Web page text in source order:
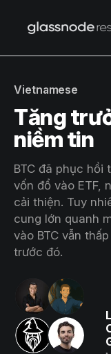
Vietnamese
Tăng
niềm tin
BTC đã phục hồi
vốn đổ vào ETF,
cải thiện. Tuy
cung lớn quanh
vào BTC vẫn
trước đó.